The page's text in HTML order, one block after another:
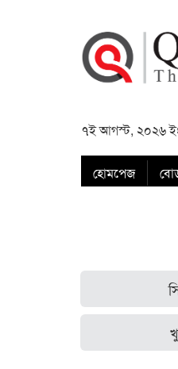
৭ই আগস্ট, ২০২৬
হোমপেজ